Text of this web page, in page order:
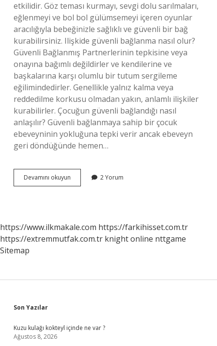
etkilidir. Göz teması kurmayı, sevgi dolu sarılmaları,
eğlenmeyi ve bol bol gülümsemeyi içeren oyunlar
aracılığıyla bebeğinizle sağlıklı ve güvenli bir bağ
kurabilirsiniz. Ilişkide güvenli bağlanma nasıl olur?
Güvenli Bağlanmış Partnerlerinin tepkisine veya
onayına bağımlı değildirler ve kendilerine ve
başkalarına karşı olumlu bir tutum sergileme
eğilimindedirler. Genellikle yalnız kalma veya
reddedilme korkusu olmadan yakın, anlamlı ilişkiler
kurabilirler. Çocuğun güvenli bağlandığı nasıl
anlaşılır? Güvenli bağlanmaya sahip bir çocuk
ebeveyninin yokluğuna tepki verir ancak ebeveyn
geri döndüğünde hemen…
Devamını okuyun
Baglanma
2 Yorum
https://www.ilkmakale.com https://farkihisset.com.tr
https://extremmutfak.com.tr knight online nttgame
Sitemap
Sidebar
Son Yazılar
Kuzu kulağı kokteyl içinde ne var ?
Ağustos 8, 2026